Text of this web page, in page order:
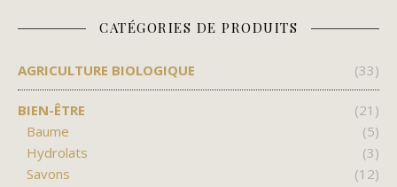
CATÉGORIES DE PRODUITS
AGRICULTURE BIOLOGIQUE (33)
BIEN-ÊTRE
(21)
Baume
(5)
Hydrolats
(3)
Savons
(12)